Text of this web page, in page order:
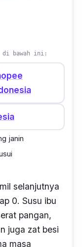
di bawah ini:
janin
selanjutnya
0. Susu ibu
pangan,
juga zat besi
masa